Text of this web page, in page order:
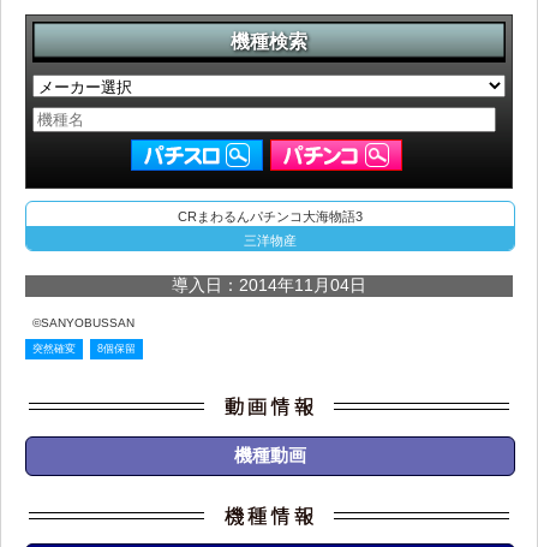
機種検索
CRまわるんパチンコ大海物語3
三洋物産
導入日：2014年11月04日
©SANYOBUSSAN
突然確変 8個保留
機種動画